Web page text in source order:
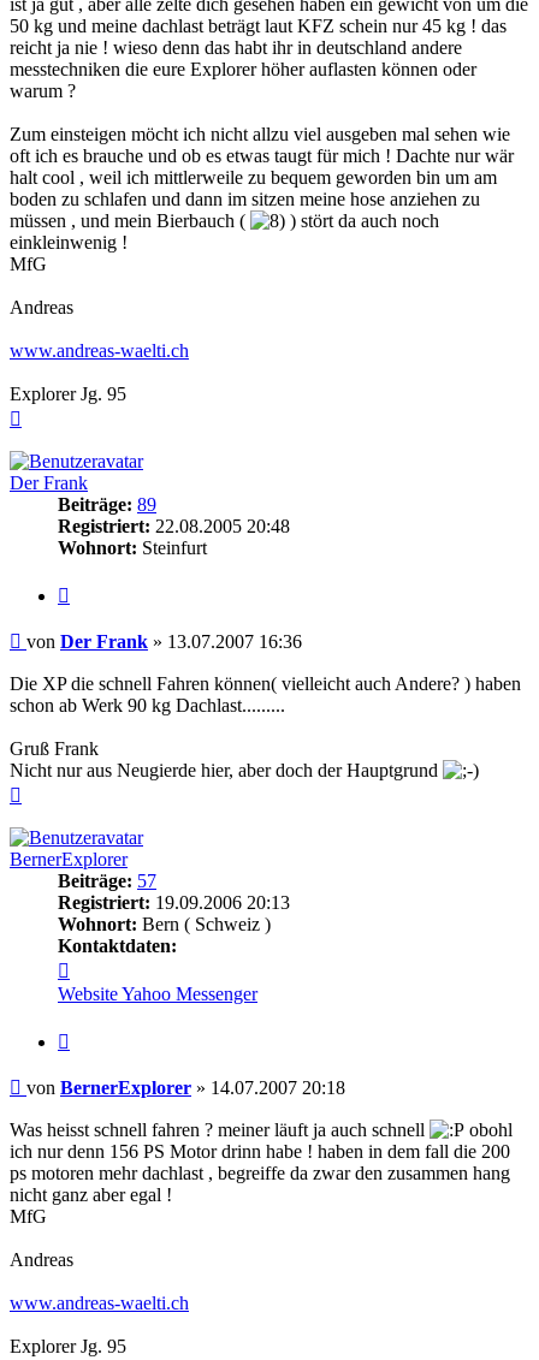
ist ja gut , aber alle zelte dich gesehen haben ein gewicht von um die
50 kg und meine dachlast beträgt laut KFZ schein nur 45 kg ! das
reicht ja nie ! wieso denn das habt ihr in deutschland andere
messtechniken die eure Explorer höher auflasten können oder
warum ?
Zum einsteigen möcht ich nicht allzu viel ausgeben mal sehen wie
oft ich es brauche und ob es etwas taugt für mich ! Dachte nur wär
halt cool , weil ich mittlerweile zu bequem geworden bin um am
boden zu schlafen und dann im sitzen meine hose anziehen zu
müssen , und mein Bierbauch (
) stört da auch noch
einkleinwenig !
MfG
Andreas
www.andreas-waelti.ch
Explorer Jg. 95
Der Frank
Beiträge: 89
Registriert: 22.08.2005 20:48
Wohnort: Steinfurt
Beitrag
von Der Frank » 13.07.2007 16:36
Die XP die schnell Fahren können( vielleicht auch Andere? ) haben
schon ab Werk 90 kg Dachlast.........
Gruß Frank
Nicht nur aus Neugierde hier, aber doch der Hauptgrund
BernerExplorer
Beiträge: 57
Registriert: 19.09.2006 20:13
Wohnort: Bern ( Schweiz )
Kontaktdaten:
von
BernerExplorer
WebsiteYahoo Messenger
Beitrag
von BernerExplorer » 14.07.2007 20:18
Was heisst schnell fahren ? meiner läuft ja auch schnell
obohl
ich nur denn 156 PS Motor drinn habe ! haben in dem fall die 200
ps motoren mehr dachlast , begreiffe da zwar den zusammen hang
nicht ganz aber egal !
MfG
Andreas
www.andreas-waelti.ch
Explorer Jg. 95